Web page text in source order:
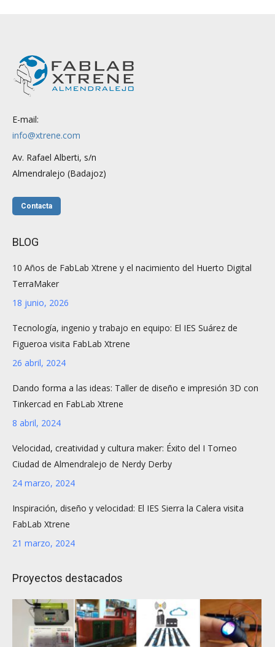
E-mail:
info@xtrene.com
Av. Rafael Alberti, s/n
Almendralejo (Badajoz)
Contacta
BLOG
10 Años de FabLab Xtrene y el nacimiento del Huerto Digital
TerraMaker
18 junio, 2026
Tecnología, ingenio y trabajo en equipo: El IES Suárez de
Figueroa visita FabLab Xtrene
26 abril, 2024
Dando forma a las ideas: Taller de diseño e impresión 3D con
Tinkercad en FabLab Xtrene
8 abril, 2024
Velocidad, creatividad y cultura maker: Éxito del I Torneo
Ciudad de Almendralejo de Nerdy Derby
24 marzo, 2024
Inspiración, diseño y velocidad: El IES Sierra la Calera visita
FabLab Xtrene
21 marzo, 2024
Proyectos destacados